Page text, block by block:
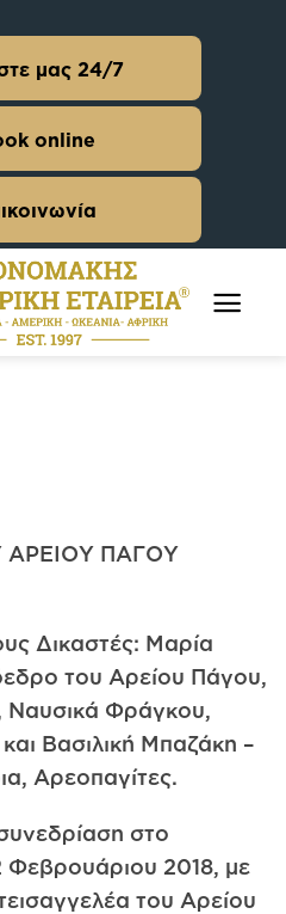
μας 24/7
online
ΑΡΕΙΟΥ ΠΑΓΟΥ
Δικαστές: Μαρία
του Αρείου Πάγου,
Ναυσικά Φράγκου,
Βασιλική Μπαζάκη –
Αρεοπαγίτες.
στο
Φεβρουάριου 2018, με
του Αρείου